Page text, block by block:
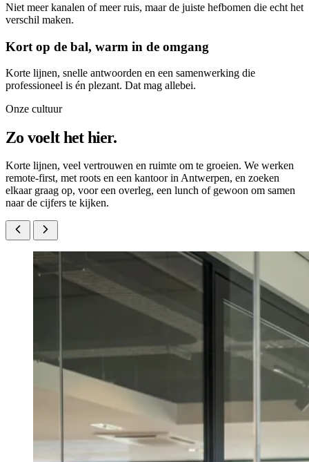
Niet meer kanalen of meer ruis, maar de juiste hefbomen die echt het
verschil maken.
Kort op de bal, warm in de omgang
Korte lijnen, snelle antwoorden en een samenwerking die
professioneel is én plezant. Dat mag allebei.
Onze cultuur
Zo voelt het hier.
Korte lijnen, veel vertrouwen en ruimte om te groeien. We werken
remote-first, met roots en een kantoor in Antwerpen, en zoeken
elkaar graag op, voor een overleg, een lunch of gewoon om samen
naar de cijfers te kijken.